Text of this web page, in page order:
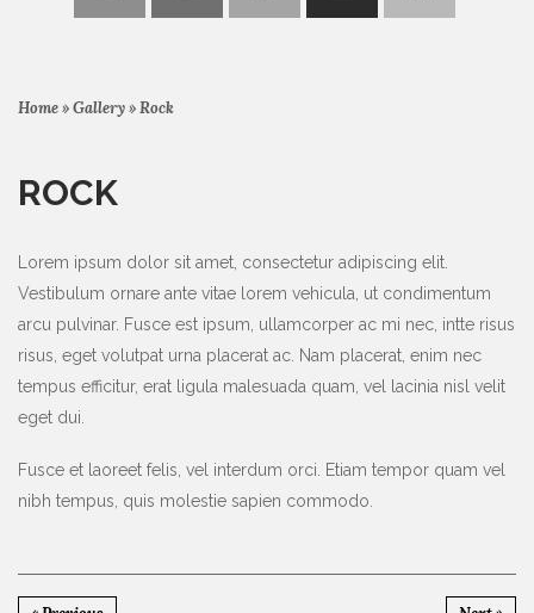
Home»Gallery»Rock
ROCK
Lorem ipsum dolor sit amet, consectetur adipiscing elit.
Vestibulum ornare ante vitae lorem vehicula, ut condimentum
arcu pulvinar. Fusce est ipsum, ullamcorper ac mi nec, intte risus
risus, eget volutpat urna placerat ac. Nam placerat, enim nec
tempus efficitur, erat ligula malesuada quam, vel lacinia nisl velit
eget dui.
Fusce et laoreet felis, vel interdum orci. Etiam tempor quam vel
nibh tempus, quis molestie sapien commodo.